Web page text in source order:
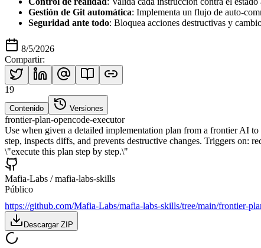
Gestión de Git automática: Implementa un flujo de auto-
Seguridad ante todo: Bloquea acciones destructivas y
8/5/2026
Compartir:
19
Contenido Versiones
frontier-plan-opencode-executor
Use when given a detailed implementation plan from a frontier AI
step, inspects diffs, and prevents destructive changes. Triggers on:
\"execute this plan step by step.\"
Mafia-Labs /mafia-labs-skills
Público
https://github.com/Mafia-Labs/mafia-labs-skills/tree/main/frontier-
Descargar ZIP